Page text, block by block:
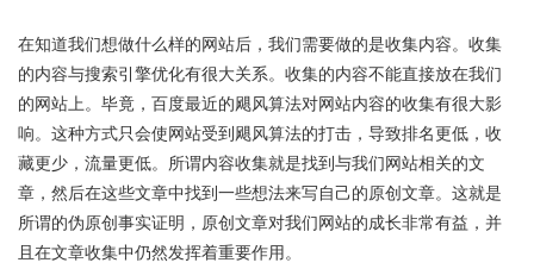
在知道我们想做什么样的网站后，我们需要做的是收集内容。收集
的内容与搜索引擎优化有很大关系。收集的内容不能直接放在我们
的网站上。毕竟，百度最近的飓风算法对网站内容的收集有很大影
响。这种方式只会使网站受到飓风算法的打击，导致排名更低，收
藏更少，流量更低。所谓内容收集就是找到与我们网站相关的文
章，然后在这些文章中找到一些想法来写自己的原创文章。这就是
所谓的伪原创事实证明，原创文章对我们网站的成长非常有益，并
且在文章收集中仍然发挥着重要作用。